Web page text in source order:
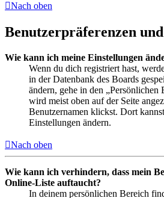
Nach oben
Benutzerpräferenzen
Wie kann ich meine Einstellungen
Wenn du dich registriert hast,
in der Datenbank des Boards
ändern, gehe in den
wird meist oben auf der Seite
Benutzernamen klickst. Dort
Einstellungen ändern.
Nach oben
Wie kann ich verhindern, dass mein
Online-Liste auftaucht?
In deinem persönlichen Bereich